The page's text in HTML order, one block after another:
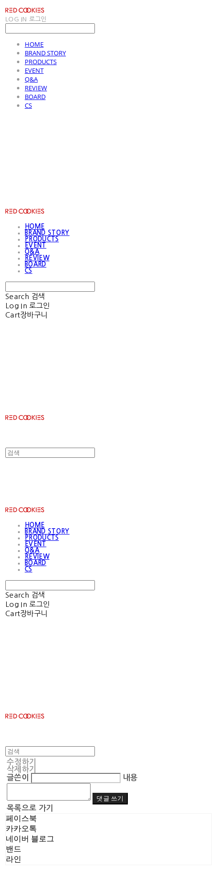
LOG IN 로그인
HOME
BRAND STORY
PRODUCTS
EVENT
Q&A
REVIEW
BOARD
CS
HOME
BRAND STORY
PRODUCTS
EVENT
Q&A
REVIEW
BOARD
CS
Search 검색
Log In 로그인
Cart장바구니
HOME
BRAND STORY
PRODUCTS
EVENT
Q&A
REVIEW
BOARD
CS
Search 검색
Log In 로그인
Cart장바구니
수정하기
삭제하기
글쓴이
내용
댓글 쓰기
목록으로 가기
페이스북
카카오톡
네이버 블로그
밴드
라인